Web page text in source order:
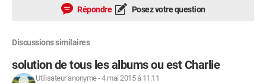
Répondre Posez votre question
Discussions similaires
solution de tous les albums ou est Charlie
Utilisateur anonyme-4 mai 2015 à 11:11